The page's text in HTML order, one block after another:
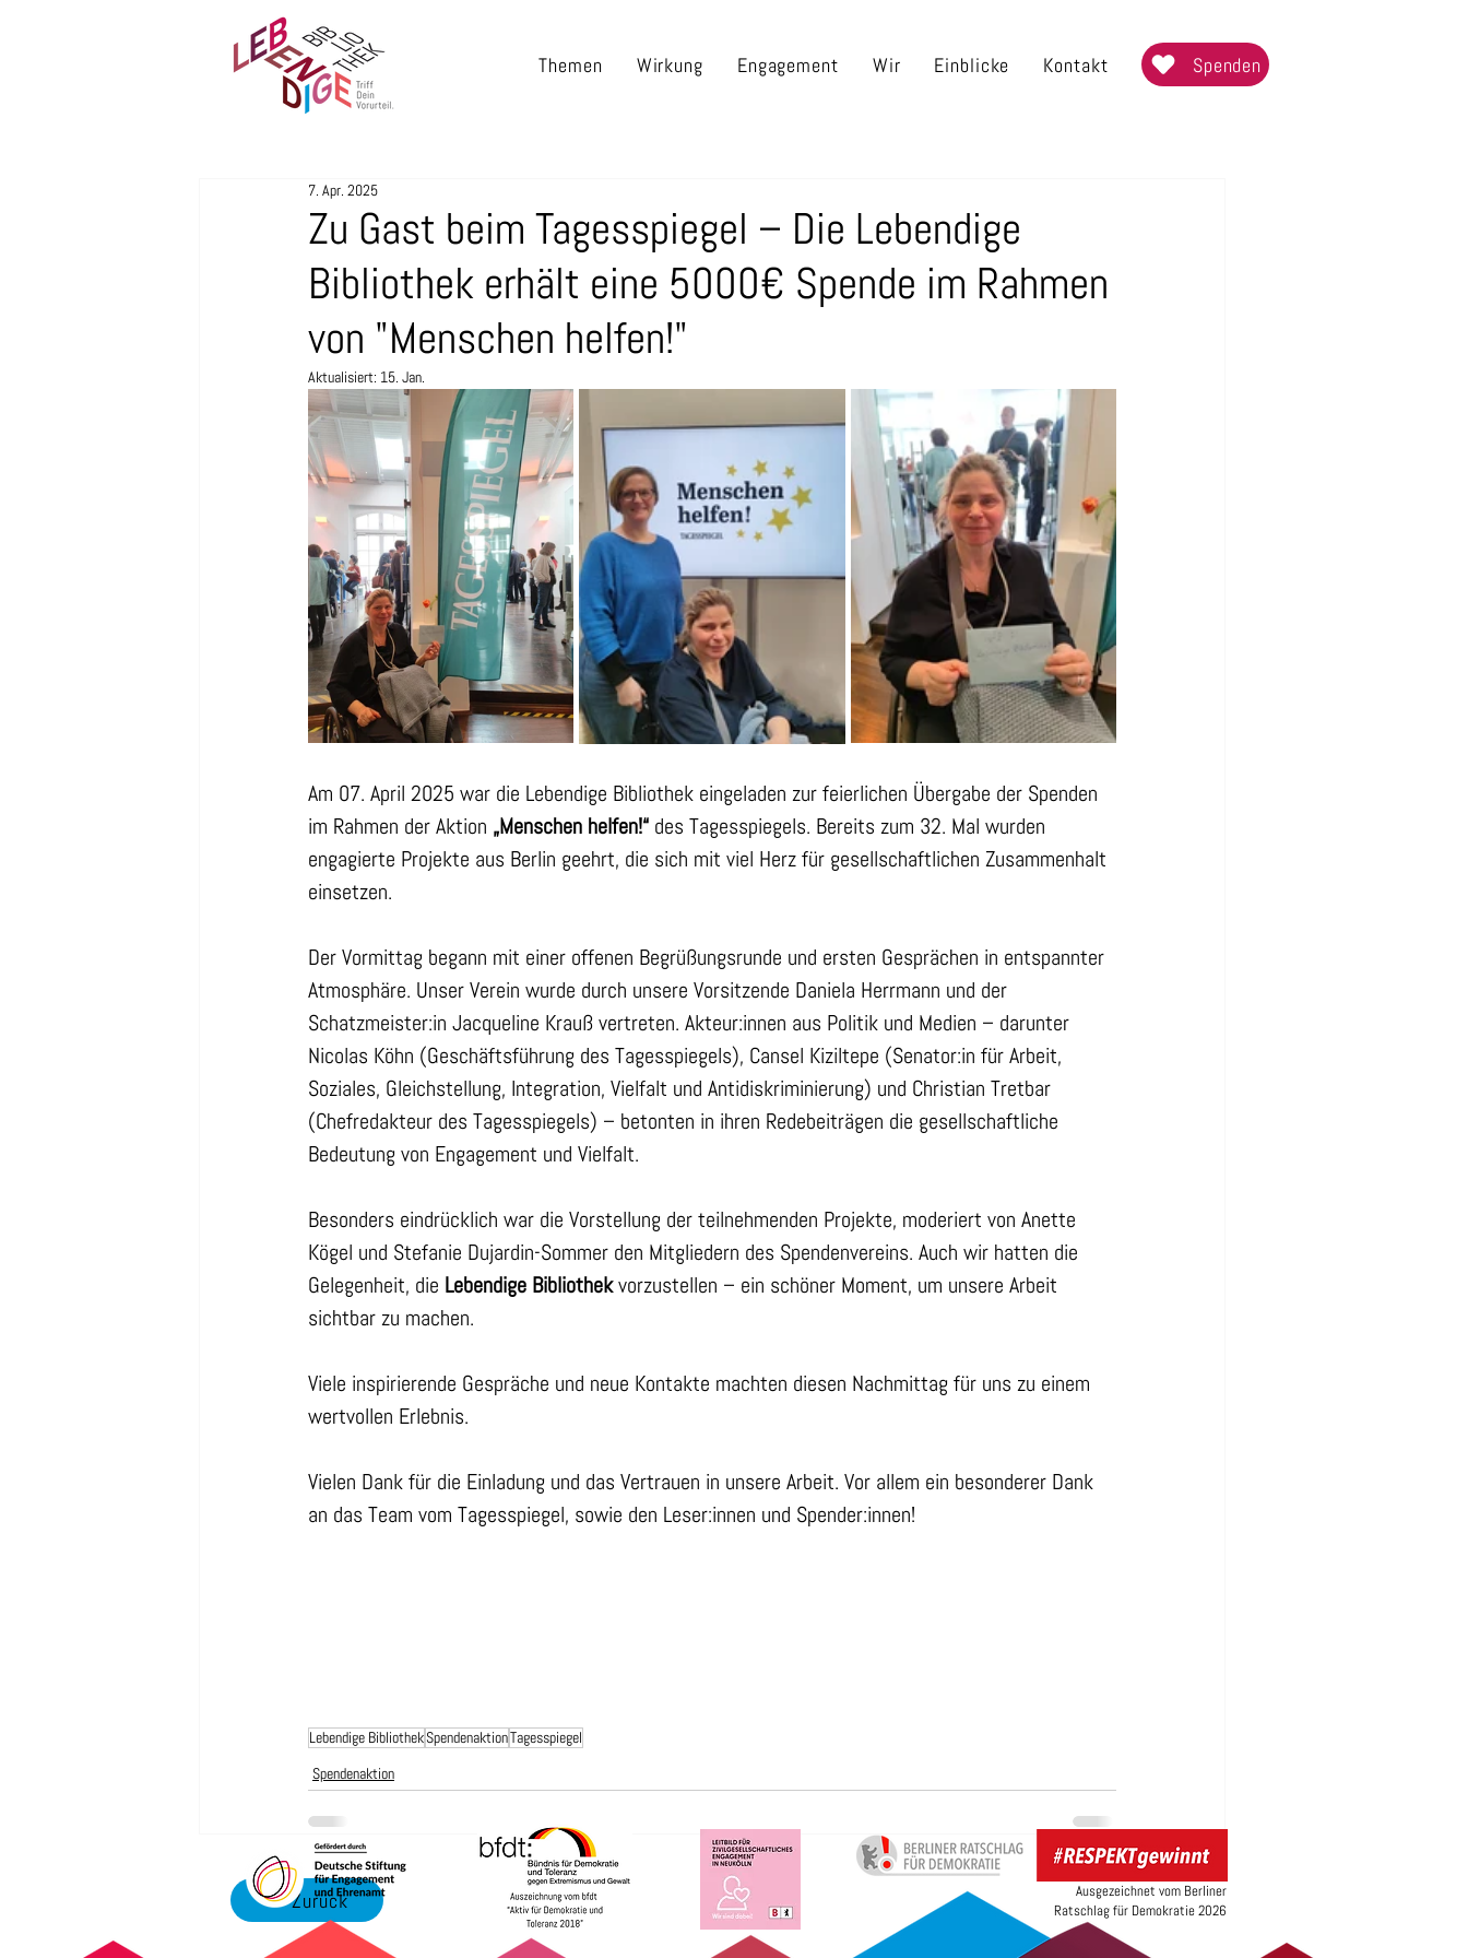
Themen Wirkung Engagement Wir Einblicke Kontakt Spenden
Zu Gast beim Tagesspiegel – Die Lebendige
Bibliothek erhält eine 5000€ Spende im Rahmen
von "Menschen helfen!"
7. Apr. 2025
Aktualisiert: 15. Jan.
Am 07. April 2025 war die Lebendige Bibliothek eingeladen zur feierlichen Übergabe der Spenden
im Rahmen der Aktion „Menschen helfen!“ des Tagesspiegels. Bereits zum 32. Mal wurden
engagierte Projekte aus Berlin geehrt, die sich mit viel Herz für gesellschaftlichen Zusammenhalt
einsetzen.
Der Vormittag begann mit einer offenen Begrüßungsrunde und ersten Gesprächen in entspannter
Atmosphäre. Unser Verein wurde durch unsere Vorsitzende Daniela Herrmann und der
Schatzmeister:in Jacqueline Krauß vertreten. Akteur:innen aus Politik und Medien – darunter
Nicolas Köhn (Geschäftsführung des Tagesspiegels), Cansel Kiziltepe (Senator:in für Arbeit,
Soziales, Gleichstellung, Integration, Vielfalt und Antidiskriminierung) und Christian Tretbar
(Chefredakteur des Tagesspiegels) – betonten in ihren Redebeiträgen die gesellschaftliche
Bedeutung von Engagement und Vielfalt.
Besonders eindrücklich war die Vorstellung der teilnehmenden Projekte, moderiert von Anette
Kögel und Stefanie Dujardin-Sommer den Mitgliedern des Spendenvereins. Auch wir hatten die
Gelegenheit, die Lebendige Bibliothek vorzustellen – ein schöner Moment, um unsere Arbeit
sichtbar zu machen.
Viele inspirierende Gespräche und neue Kontakte machten diesen Nachmittag für uns zu einem
wertvollen Erlebnis.
Vielen Dank für die Einladung und das Vertrauen in unsere Arbeit. Vor allem ein besonderer Dank
an das Team vom Tagesspiegel, sowie den Leser:innen und Spender:innen!
Lebendige BibliothekSpendenaktionTagesspiegel
Spendenaktion
Zurück
Ausgezeichnet vom Berliner
Ratschlag für Demokratie 2026